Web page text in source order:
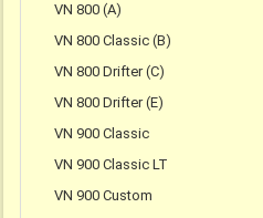
VN 800 (A)
VN 800 Classic (B)
VN 800 Drifter (C)
VN 800 Drifter (E)
VN 900 Classic
VN 900 Classic LT
VN 900 Custom